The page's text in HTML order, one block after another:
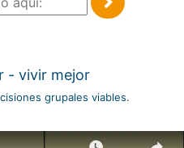
- vivir mejor
grupales viables.